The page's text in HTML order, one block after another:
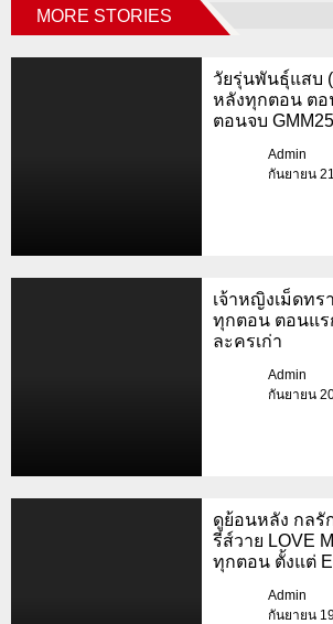
MORE STORIES
วัยรุ่นพันธุ์แสบ
หลังทุกตอน ตอ
ตอนจบ GMM25
Admin
กันยายน
เจ้าหญิงเม็ดทร
ทุกตอน ตอนแร
ละครเก่า
Admin
กันยายน
ดูย้อนหลัง กลรั
รีส์วาย LOVE
ทุกตอน ตั้งแต่
Admin
กันยายน